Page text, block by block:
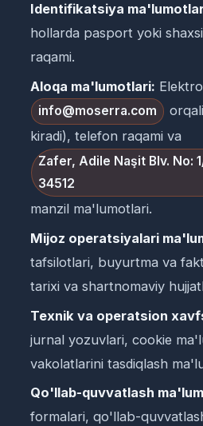
Identifikatsiya
hollarda pasport yoki
raqami.
Aloqa ma'lumotlari:
info@moserra.com
kiradi), telefon raqami va
Zafer, Adile Naşit Blv. No:
34512
manzil ma'lumotlari.
Mijoz operatsiyalari
tafsilotlari, buyurtma va
tarixi va shartnomaviy
Texnik va operatsion
jurnal yozuvlari, cookie
vakolatlarini tasdiqlash
Qo'llab-quvvatlash
formalari, qo'llab-